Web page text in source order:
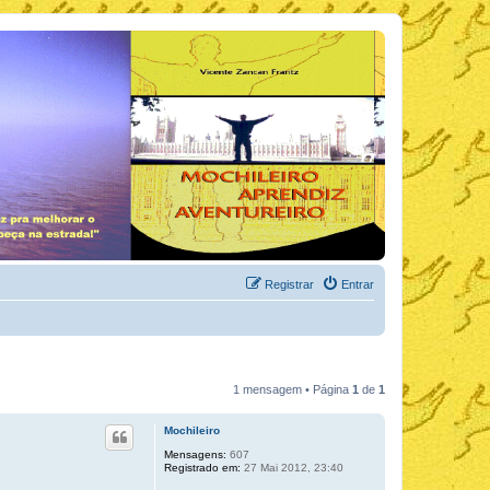
Entrar
Registrar
1 mensagem • Página 1 de 1
Mochileiro
Mensagens: 607
Registrado em: 27 Mai 2012, 23:40